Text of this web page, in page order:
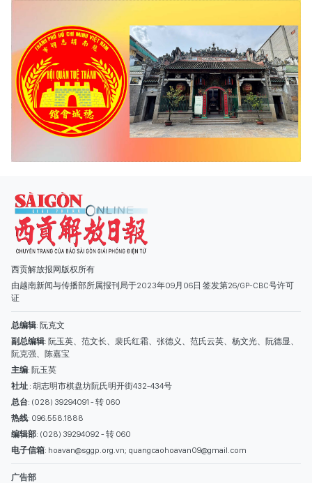
西贡解放报网版权所有
由越南新闻与传播部所属报刊局于2023年09月06日 签发第26/GP-CBC号许可
副总编辑: 阮玉英、范文长、裴氏红霜、张德义、范氏云英、杨文光、阮德显、
阮克强、陈嘉宝
主编: 阮玉英
社址: 胡志明市棋盘坊阮氏明开街432-434号
总台: (028) 39294091 - 转 060
热线: 096.558.1888
编辑部: (028) 39294092 - 转 060
电子信箱
广告部
(028) 38334185
quangcaohoavan09@gmail.com;
类别